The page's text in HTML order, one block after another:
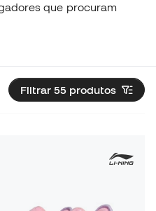
que procuram
Filtrar 55 produtos